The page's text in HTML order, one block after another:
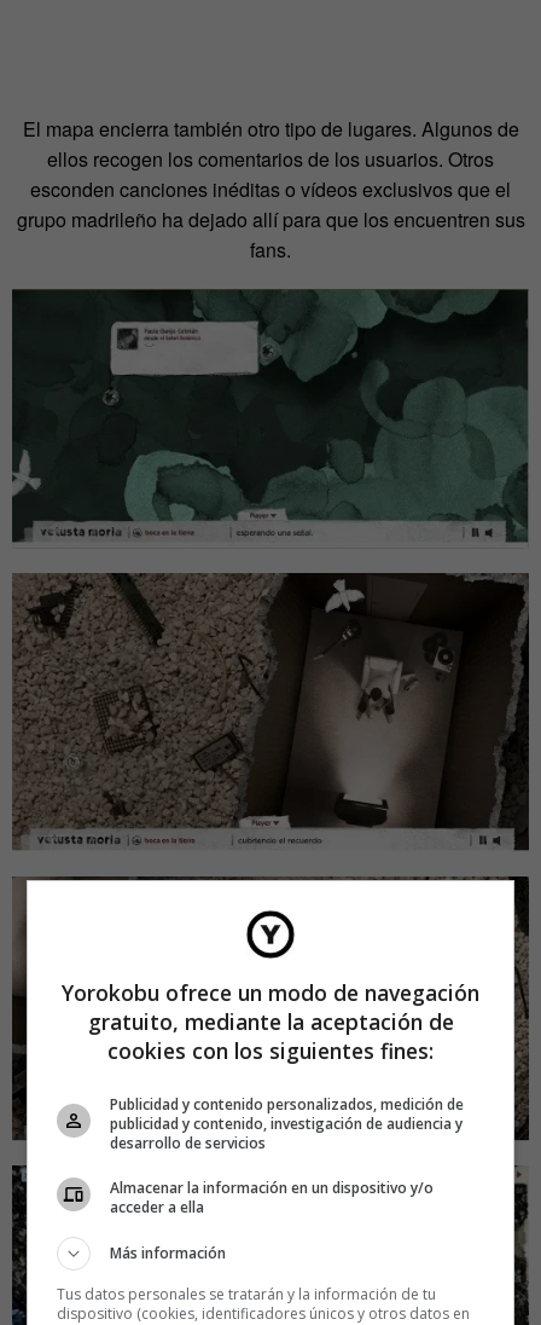
El mapa encierra también otro tipo de lugares. Algunos de
ellos recogen los comentarios de los usuarios. Otros
esconden canciones inéditas o vídeos exclusivos que el
grupo madrileño ha dejado allí para que los encuentren sus
fans.
Yorokobu ofrece un modo de navegación
gratuito, mediante la aceptación de
cookies con los siguientes fines:
Publicidad y contenido personalizados, medición de
publicidad y contenido, investigación de audiencia y
desarrollo de servicios
Almacenar la información en un dispositivo y/o
acceder a ella
Más información
Tus datos personales se tratarán y la información de tu
dispositivo (cookies, identificadores únicos y otros datos en